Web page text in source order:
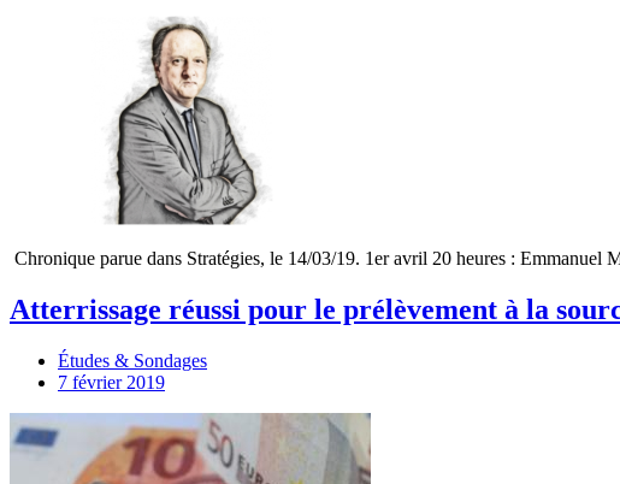
Chronique parue dans Stratégies, le 14/03/19. 1er avril 20 heures :
Atterrissage réussi pour le prélèvement à la
Études & Sondages
7 février 2019